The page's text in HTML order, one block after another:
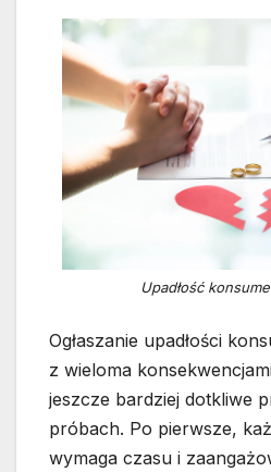
Upadłość
Ogłaszanie upadłości
z wieloma
jeszcze bardziej dotkliwe
próbach. Po pierwsze,
wymaga czasu i